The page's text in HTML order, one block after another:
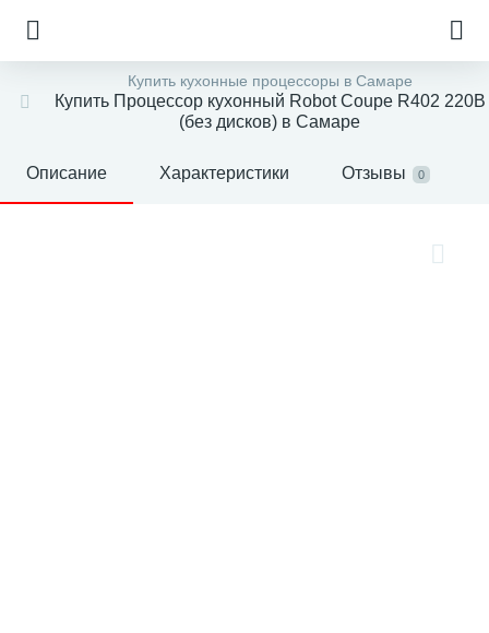
Купить кухонные процессоры в Самаре
Купить Процессор кухонный Robot Coupe R402 220В
(без дисков) в Самаре
Описание Характеристики Отзывы 0